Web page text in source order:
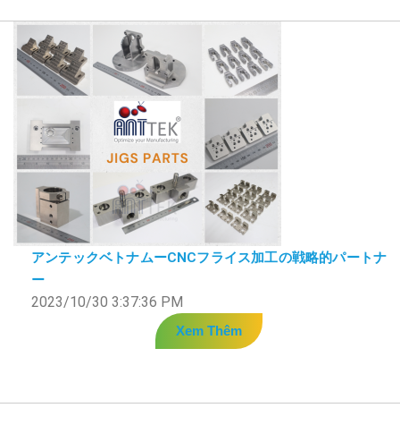
アンテックベトナムーCNCフライス加工の戦略的パートナ
ー
2023/10/30 3:37:36 PM
Xem Thêm